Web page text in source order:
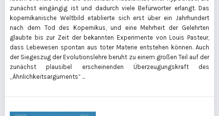
zunächst eingängig ist und dadurch viele Befürworter erlangt. Das
kopernikanische Weltbild etablierte sich erst über ein Jahrhundert
nach dem Tod des Kopernikus, und eine Mehrheit der Gelehrten
glaubte bis zur Zeit der bekannten Experimente von Louis Pasteur,
dass Lebewesen spontan aus toter Materie entstehen können. Auch
der Siegeszug der Evolutionslehre beruht zu einem großen Teil auf der
zunächst plausibel erscheinenden Überzeugungskraft des
„Ähnlichkeitsarguments“ ...